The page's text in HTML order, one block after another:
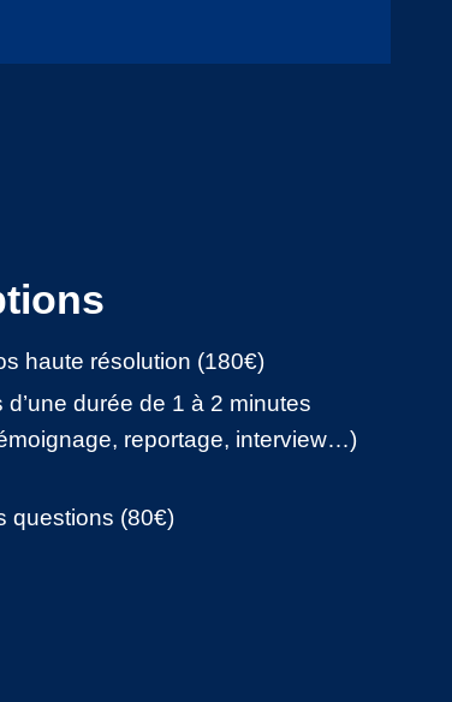
haute résolution (180€)
durée de 1 à 2 minutes
reportage, interview…)
questions (80€)